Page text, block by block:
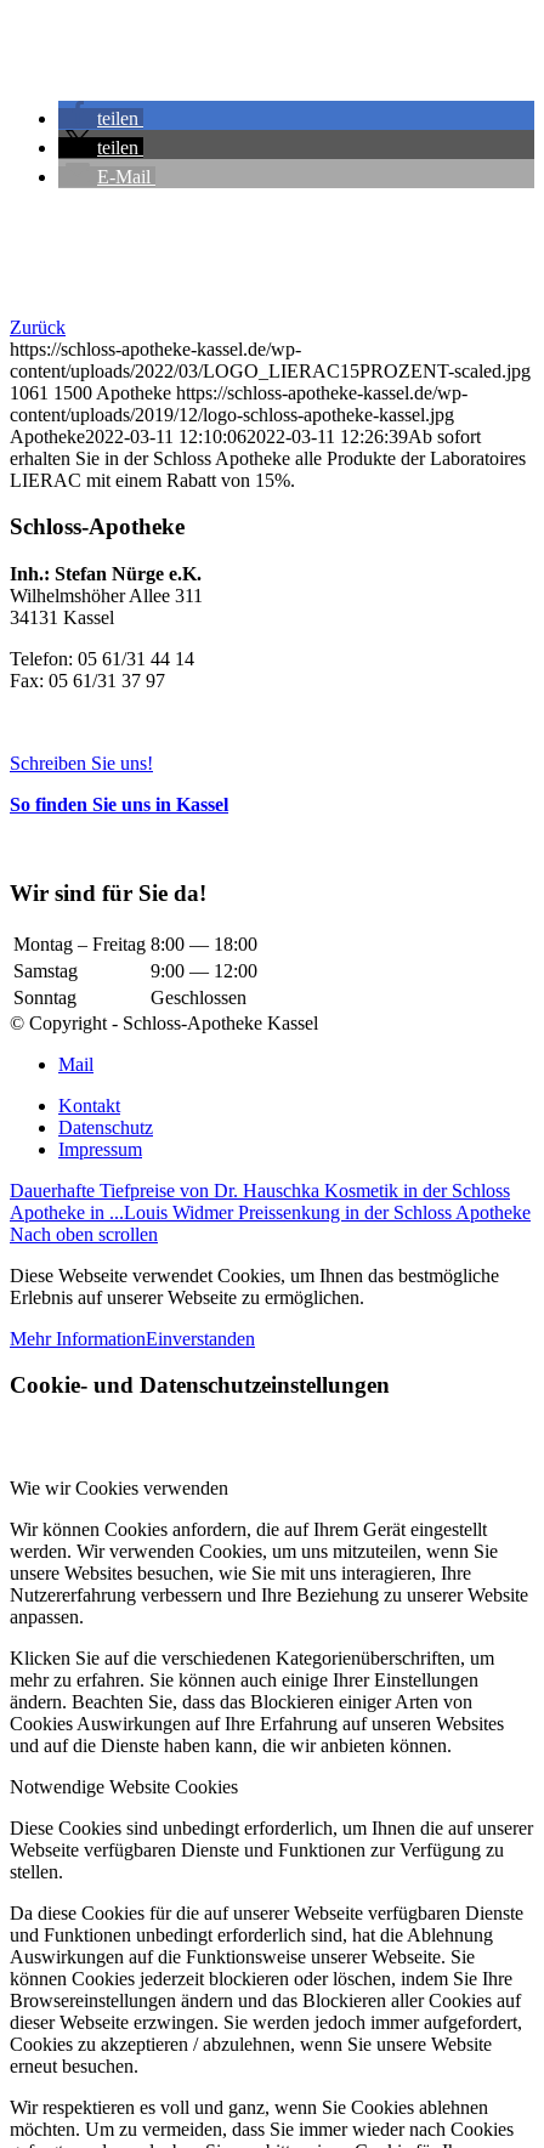
teilen
teilen
E-Mail
Zurück
https://schloss-apotheke-kassel.de/wp-
content/uploads/2022/03/LOGO_LIERAC15PROZENT-scaled.jpg
1061 1500 Apotheke https://schloss-apotheke-kassel.de/wp-
content/uploads/2019/12/logo-schloss-apotheke-kassel.jpg
Apotheke2022-03-11 12:10:062022-03-11 12:26:39Ab sofort
erhalten Sie in der Schloss Apotheke alle Produkte der Laboratoires
LIERAC mit einem Rabatt von 15%.
Schloss-Apotheke
Inh.: Stefan Nürge e.K.
Wilhelmshöher Allee 311
34131 Kassel
Telefon: 05 61/31 44 14
Fax: 05 61/31 37 97
Schreiben Sie uns!
So finden Sie uns in Kassel
Wir sind für Sie da!
Montag – Freitag 8:00 — 18:00
Samstag
9:00 — 12:00
Sonntag
Geschlossen
© Copyright - Schloss-Apotheke Kassel
Mail
Kontakt
Datenschutz
Impressum
Dauerhafte Tiefpreise von Dr. Hauschka Kosmetik in der Schloss
Apotheke in ...Louis Widmer Preissenkung in der Schloss Apotheke
Nach oben scrollen
Diese Webseite verwendet Cookies, um Ihnen das bestmögliche
Erlebnis auf unserer Webseite zu ermöglichen.
Mehr InformationEinverstanden
Cookie- und Datenschutzeinstellungen
Wie wir Cookies verwenden
Wir können Cookies anfordern, die auf Ihrem Gerät eingestellt
werden. Wir verwenden Cookies, um uns mitzuteilen, wenn Sie
unsere Websites besuchen, wie Sie mit uns interagieren, Ihre
Nutzererfahrung verbessern und Ihre Beziehung zu unserer Website
anpassen.
Klicken Sie auf die verschiedenen Kategorienüberschriften, um
mehr zu erfahren. Sie können auch einige Ihrer Einstellungen
ändern. Beachten Sie, dass das Blockieren einiger Arten von
Cookies Auswirkungen auf Ihre Erfahrung auf unseren Websites
und auf die Dienste haben kann, die wir anbieten können.
Notwendige Website Cookies
Diese Cookies sind unbedingt erforderlich, um Ihnen die auf unserer
Webseite verfügbaren Dienste und Funktionen zur Verfügung zu
stellen.
Da diese Cookies für die auf unserer Webseite verfügbaren Dienste
und Funktionen unbedingt erforderlich sind, hat die Ablehnung
Auswirkungen auf die Funktionsweise unserer Webseite. Sie
können Cookies jederzeit blockieren oder löschen, indem Sie Ihre
Browsereinstellungen ändern und das Blockieren aller Cookies auf
dieser Webseite erzwingen. Sie werden jedoch immer aufgefordert,
Cookies zu akzeptieren / abzulehnen, wenn Sie unsere Website
erneut besuchen.
Wir respektieren es voll und ganz, wenn Sie Cookies ablehnen
möchten. Um zu vermeiden, dass Sie immer wieder nach Cookies